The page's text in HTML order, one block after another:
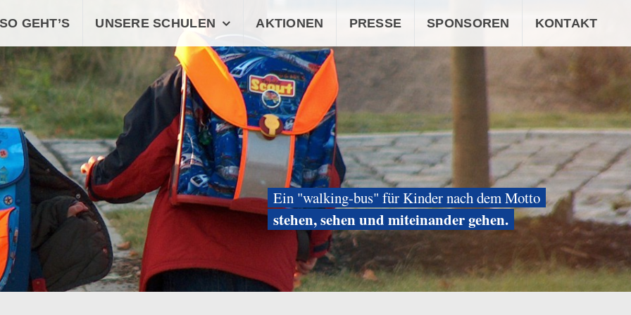
SO GEHT’S UNSERE SCHULEN AKTIONEN PRESSE SPONSOREN KONTAKT
Ein "walking-bus" für Kinder nach dem Motto
stehen, sehen und miteinander gehen.